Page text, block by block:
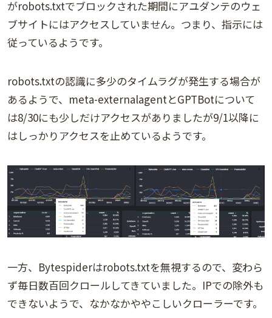
がrobots.txtでブロックされた期間にアユダンテのウェ
ブサイトにはアクセスしていません。つまり、指示には
従っているようです。
robots.txtの認識に多少のタイムラグが発生する場合が
あるようで、meta-externalagentとGPTBotについて
は8/30にも少しだけアクセスがありましたが9/1以降に
はしっかりアクセスを止めているようです。
一方、Bytespiderはrobots.txtを無視するので、変わら
ず毎日数百回クロールしてきていました。IPでの除外も
できないようで、なかなかややこしいクローラーです。